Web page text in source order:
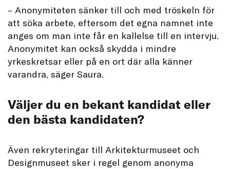
– Anonymiteten sänker till och med tröskeln för
att söka arbete, eftersom det egna namnet inte
anges om man inte får en kallelse till en intervju.
Anonymitet kan också skydda i mindre
yrkeskretsar eller på en ort där alla känner
varandra, säger Saura.
Väljer du en bekant kandidat eller
den bästa kandidaten?
Även rekryteringar till Arkitekturmuseet och
Designmuseet sker i regel genom anonyma